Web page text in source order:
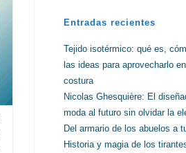
Entradas recientes
Tejido isotérmico: qué es,
las ideas para aprovecharlo
costura
Nicolas Ghesquière: El
moda al futuro sin olvidar la
Del armario de los abuelos a
Historia y magia de los